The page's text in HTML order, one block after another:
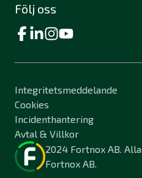
Följ oss
Integritetsmeddelande
Cookies
Incidenthantering
Avtal & Villkor
2024 Fortnox AB.
Fortnox AB.